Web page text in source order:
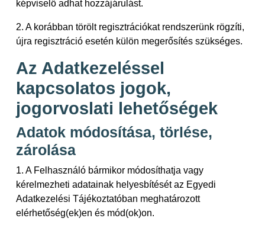
képviselő adhat hozzájárulást.
2. A korábban törölt regisztrációkat rendszerünk rögzíti,
újra regisztráció esetén külön megerősítés szükséges.
Az Adatkezeléssel
kapcsolatos jogok,
jogorvoslati lehetőségek
Adatok módosítása, törlése,
zárolása
1. A Felhasználó bármikor módosíthatja vagy
kérelmezheti adatainak helyesbítését az Egyedi
Adatkezelési Tájékoztatóban meghatározott
elérhetőség(ek)en és mód(ok)on.